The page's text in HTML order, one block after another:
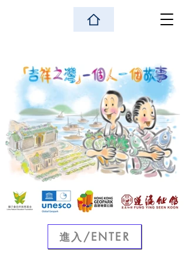
進入/ENTER